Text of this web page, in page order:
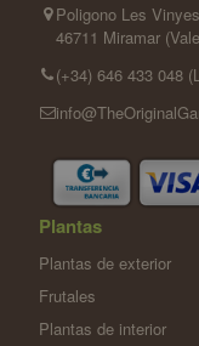
Poligono Les
46711 Miramar
(+34) 646 433 048
Plantas
Plantas de exterior
Frutales
Plantas de interior